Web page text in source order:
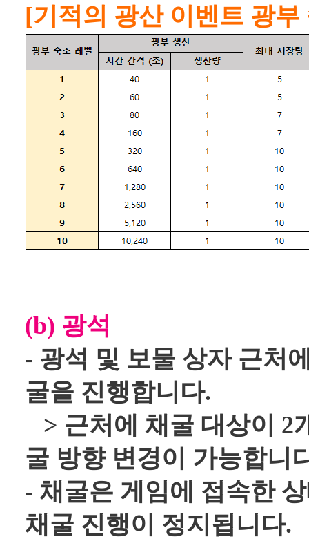
[기적의 광산 이벤트 광
(b) 광석
- 광석 및 보물 상자 근처
굴을 진행합니다.
> 근처에 채굴 대상이 2
굴 방향 변경이 가능합니
- 채굴은 게임에 접속한
채굴 진행이 정지됩니다.